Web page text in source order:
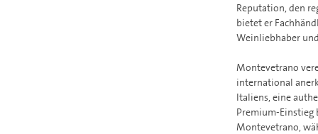
Reputation, den
bietet er
Weinliebhaber
Montevetrano
international
Italiens, eine
Premium-Einstieg
Montevetrano,